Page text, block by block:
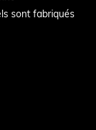
sont fabriqués